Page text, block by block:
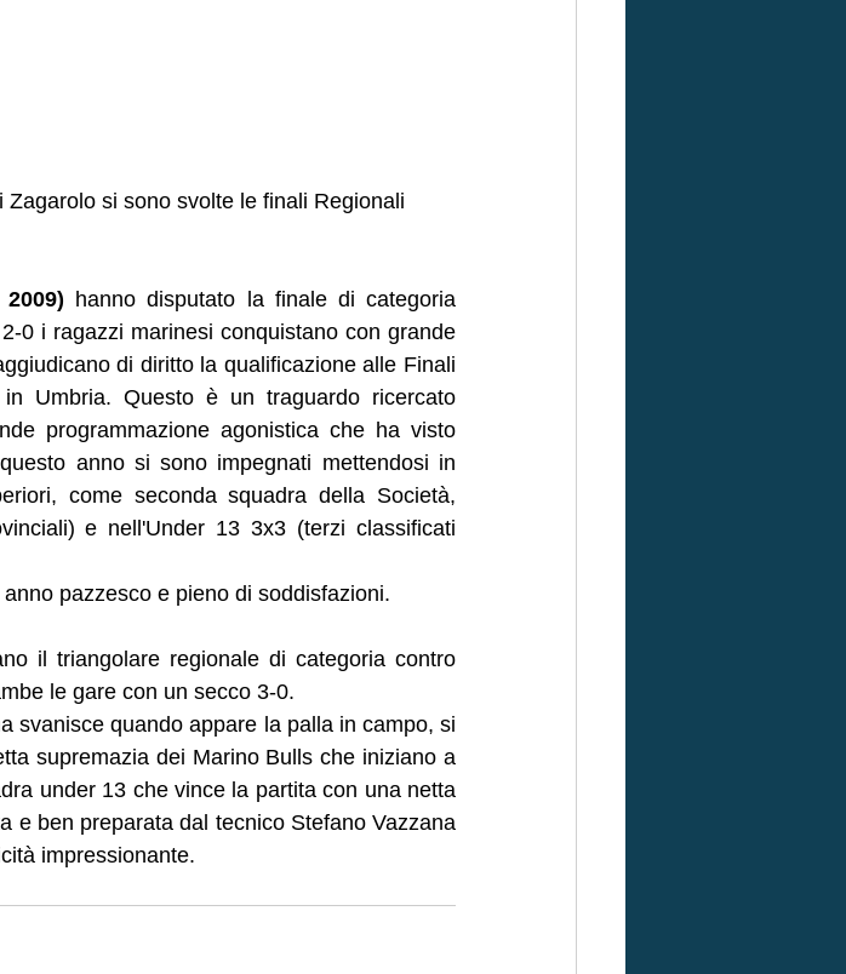
si sono svolte le finali Regionali
hanno disputato la finale di categoria
0 i ragazzi marinesi conquistano con grande
di diritto la qualificazione alle Finali
Umbria. Questo è un traguardo ricercato
programmazione agonistica che ha visto
anno si sono impegnati mettendosi in
come seconda squadra della Società,
e nell'Under 13 3x3 (terzi classificati
pazzesco e pieno di soddisfazioni.
il triangolare regionale di categoria contro
le gare con un secco 3-0.
svanisce quando appare la palla in campo, si
supremazia dei Marino Bulls che iniziano a
under 13 che vince la partita con una netta
e ben preparata dal tecnico Stefano Vazzana
impressionante.